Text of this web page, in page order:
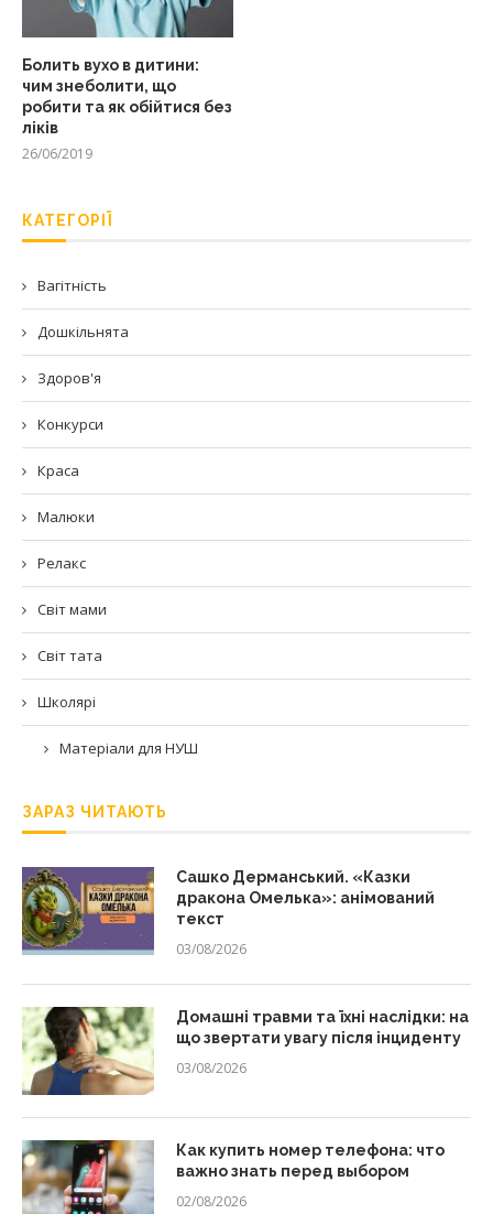
Болить вухо в дитини:
чим знеболити, що
робити та як обійтися без
ліків
26/06/2019
КАТЕГОРІЇ
Вагітність
Дошкільнята
Здоров'я
Конкурси
Краса
Малюки
Релакс
Світ мами
Світ тата
Школярі
Матеріали для НУШ
ЗАРАЗ ЧИТАЮТЬ
Сашко Дерманський. «Казки
дракона Омелька»: анімований
текст
03/08/2026
Домашні травми та їхні наслідки: на
що звертати увагу після інциденту
03/08/2026
Как купить номер телефона: что
важно знать перед выбором
02/08/2026